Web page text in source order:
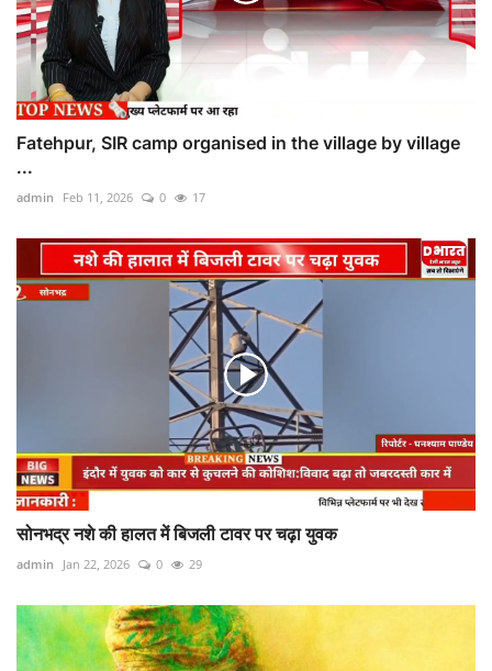
Fatehpur, SIR camp organised in the village by village
...
admin Feb 11, 2026 0 17
सोनभद्र नशे की हालत में बिजली टावर पर चढ़ा युवक
admin Jan 22, 2026 0 29